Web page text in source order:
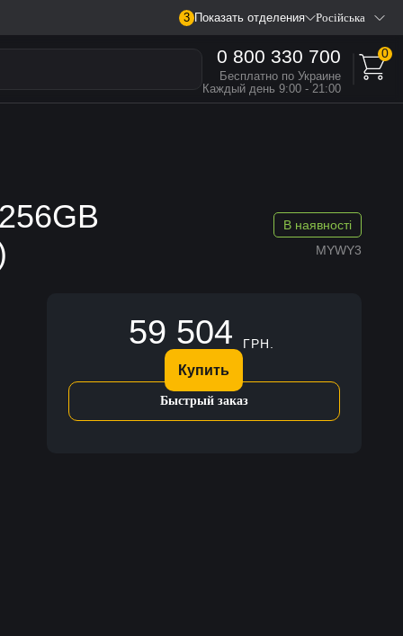
3 Показать отделения Російська
0 800 330 700
Бесплатно по Украине
Каждый день 9:00 - 21:00
0
MYWY3
В наявності
59 504 ГРН.
Купить
Быстрый заказ